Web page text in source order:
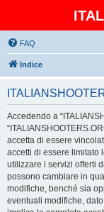
FAQ
Indice
Accedendo a
accetta di essere
accetti di essere limitato
utilizzare i servizi offerti
possono cambiare in
modifiche, benché sia
eventuali modifiche, dato